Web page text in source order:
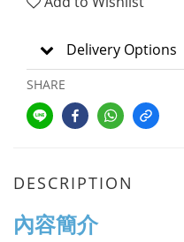
Delivery Options
SHARE
DESCRIPTION
內容簡介